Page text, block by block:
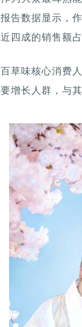
报告数据显示，
近四成的销售额占
百草味核心消费
要增长人群，与